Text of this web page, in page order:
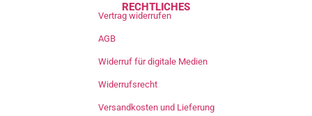
RECHTLICHES
Vertrag widerrufen
AGB
Widerruf für digitale Medien
Widerrufsrecht
Versandkosten und Lieferung